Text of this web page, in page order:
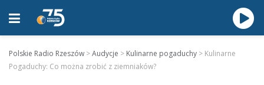
Polskie Radio Rzeszów >Audycje > Kulinarne pogaduchy > Kulinarne
Pogaduchy: Co można zrobić z ziemniaków?